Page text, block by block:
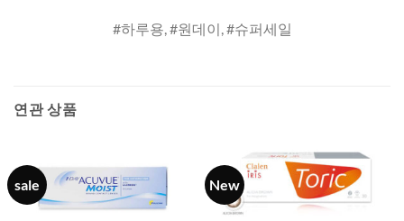
#하루용, #원데이, #슈퍼세일
연관 상품
sale New